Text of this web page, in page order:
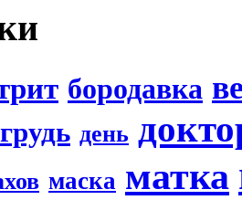
бородавка
грудь день
маска матка